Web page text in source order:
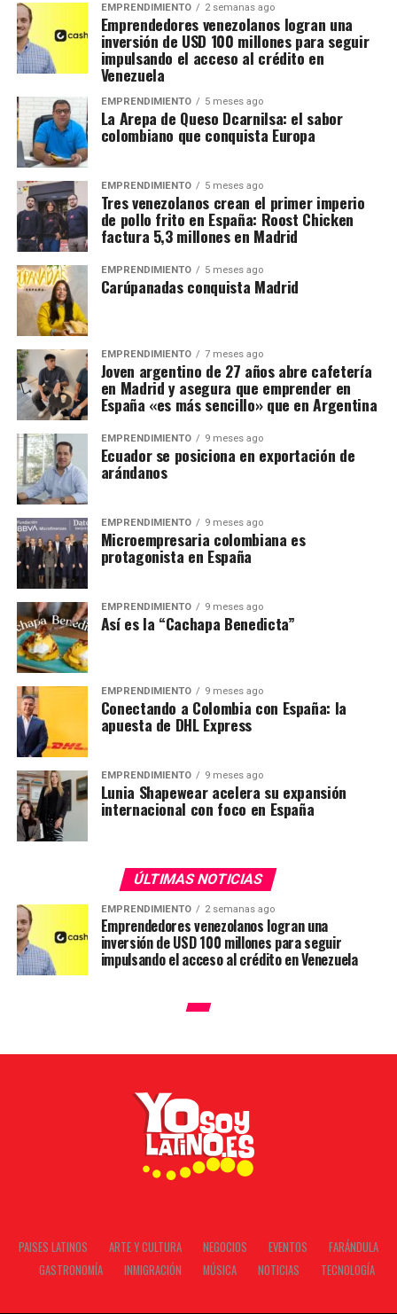
EMPRENDIMIENTO 2 semanas ago
Emprendedores venezolanos logran una
inversión de USD 100 millones para seguir
impulsando el acceso al crédito en
Venezuela
EMPRENDIMIENTO 5 meses ago
La Arepa de Queso Dcarnilsa: el sabor
colombiano que conquista Europa
EMPRENDIMIENTO 5 meses ago
Tres venezolanos crean el primer imperio
de pollo frito en España: Roost Chicken
factura 5,3 millones en Madrid
EMPRENDIMIENTO 5 meses ago
Carúpanadas conquista Madrid
EMPRENDIMIENTO 7 meses ago
Joven argentino de 27 años abre cafetería
en Madrid y asegura que emprender en
España «es más sencillo» que en Argentina
EMPRENDIMIENTO 9 meses ago
Ecuador se posiciona en exportación de
arándanos
EMPRENDIMIENTO 9 meses ago
Microempresaria colombiana es
protagonista en España
EMPRENDIMIENTO 9 meses ago
Así es la “Cachapa Benedicta”
EMPRENDIMIENTO 9 meses ago
Conectando a Colombia con España: la
apuesta de DHL Express
EMPRENDIMIENTO 9 meses ago
Lunia Shapewear acelera su expansión
internacional con foco en España
ÚLTIMAS NOTICIAS
EMPRENDIMIENTO 2 semanas ago
Emprendedores venezolanos logran una
inversión de USD 100 millones para seguir
impulsando el acceso al crédito en Venezuela
PAISES LATINOS ARTE Y CULTURA NEGOCIOS EVENTOS
FARÁNDULA
GASTRONOMÍA
INMIGRACIÓN MÚSICA NOTICIAS TECNOLOGÍA